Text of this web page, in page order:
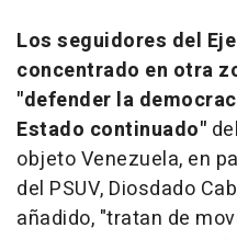
Los seguidores del
concentrado en otra
"defender la
Estado continuado"
objeto Venezuela, en
del PSUV, Diosdado
añadido, "tratan de